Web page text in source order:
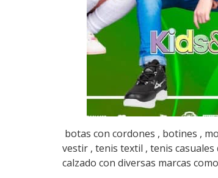
botas con cordones , botines ,
vestir , tenis textil , tenis
calzado con diversas marcas como